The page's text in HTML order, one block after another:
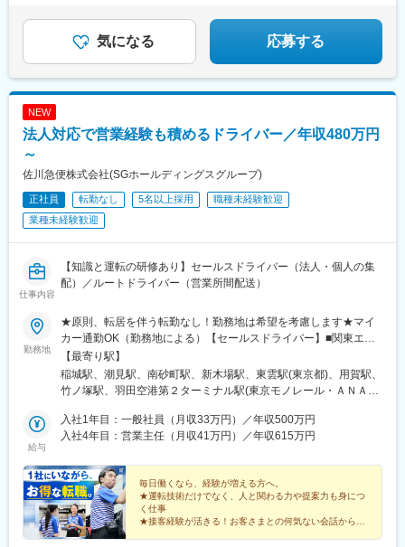
南大高駅、富貴駅、三河田原駅、向ケ丘駅、三河一宮駅、竹村
駅、港区役所駅、新守山駅、尾張星の宮駅、本郷駅(愛知県)、佐那
具駅、朝熊駅、亀山駅(三重県)、霞ケ浦駅、六軒駅(三重県)、尾鷲
駅、糸魚川駅、春日山駅、小針駅、中条駅、宮内駅(新潟県)、魚沼
信濃常盤駅、田中駅、切石駅、常永駅、春日居町駅、東桂駅、動
橋駅、三ツ屋駅、笠師保駅、松任駅、丸岡駅、敦賀駅、清明駅、
黒部駅、小杉駅、越中舟橋駅、朝潮橋駅、安治川口駅、ユニバー
サルシティ駅、フェリーターミナル駅、加島駅、竜野駅、大阪空
港駅(大阪モノレール)、網引駅、滝野駅、総合運動公園駅、紀伊山
(奈良県)、長柄駅、上鳥羽口駅、伏見駅(京都府)、祝園駅、篠原駅
(滋賀県)、多賀大社前駅、三雲駅、栗東駅、おごと温泉駅、長浜
北伊予駅、伊予富田駅、平田駅(高知県)、多ノ郷駅、布師田駅、撫
養駅、川原石駅、伴中央駅、広島港・宇品駅、本郷駅(広島県)、八
本松駅、東福山駅、木次駅、遙堪駅、乃木駅、下府駅、八浜駅、
金光駅、木見駅、高野駅、厚東駅、長府駅、米川駅、山口駅(山口
県)、新南陽駅、萩駅、鳥取駅、三本松口駅、南瀬高駅、五郎丸
駅、苅田駅、赤間駅、伊賀駅、甘木駅(西鉄線)、新飯塚駅、橋本駅
(福岡県)、貝塚駅(福岡県)、雑餉隈駅、吉塚駅、西小倉駅、大塔
駅、佐伯駅、豊後豊岡駅、鶴崎駅、東中津駅、北友田駅、朝地
駅、バルーンさが駅、田代駅、東唐津駅、肥後大津駅、光の森
津駅、古島駅、赤嶺駅、てだこ浦西駅、南方駅(宮崎県)、高鍋駅、
三股駅、東旭川駅、倶知安駅、岩見沢駅、新富士駅(北海道)、根室
駅、新川駅(北海道)、環状通東駅、南郷１３丁目駅、問寒別駅、東
室蘭駅、ほしみ駅、深川駅、長都駅、西帯広駅、滝川駅、南稚内
駅、利別駅、沼ノ端駅、八雲駅、鵡川駅、七重浜駅、磯分内駅、
気になる 応募する
NEW
法人対応で営業経験も積めるドライバー／年収480万円
～
佐川急便株式会社(SGホールディングスグループ)
正社員 転勤なし 5名以上採用
職種未経験歓迎
業種未経験歓迎
仕事内容
【知識と運転の研修あり】セールスドライバー（法人・個人の集
配）／ルートドライバー（営業所間配送）
勤務地
★原則、転居を伴う転勤なし！勤務地は希望を考慮します★マイ
カー通勤OK（勤務地による）【セールスドライバー】■関東エリ
ア東京、埼玉、神奈川、栃木、群馬、千葉、茨城■東海エリア愛
知、三重、岐阜、静岡■甲信越エリア新潟、長野、山梨■北陸エリ
ア石川、福井、富山■関西エリア大阪、兵庫、和歌山、奈良、京
根、岡山、山口、鳥取■九州エリア福岡、長崎、大分、佐賀、熊
本、鹿児島、沖縄、宮崎■北海道・東北エリア北海道、宮城、福
【最寄り駅】
稲城駅、潮見駅、南砂町駅、新木場駅、東雲駅(東京都)、用賀駅、
竹ノ塚駅、羽田空港第２ターミナル駅(東京モノレール・ＡＮＡ利
駅、八広駅、川口元郷駅、高坂駅、ふじみ野駅、新白岡駅、越谷
レイクタウン駅、新子安駅、鶴間駅、南町田グランベリーパーク
都宮駅、樅山駅、福居駅、藤岡駅、西那須野駅、下今市駅、多田
羅駅、岩宿駅、上州新屋駅、新前橋駅、渋川駅、駒形駅、細谷駅
(群馬県)、国吉駅、干潟駅、二俣新町駅、柏たなか駅、八千代中央
駅、新茂原駅、神立駅、みどりの駅、野木駅、赤塚駅、下館駅、
延方駅、常陸鴻巣駅、日立駅、佐古木駅、三河安城駅、萩原駅(愛
給与
入社1年目：一般社員（月収33万円）／年収500万円
入社4年目：営業主任（月収41万円）／年収615万円
毎日働くなら、経験が増える方へ。
★運転技術だけでなく、人と関わる力や提案力も身につ
く仕事
★接客経験が活きる！お客さまとの何気ない会話から受